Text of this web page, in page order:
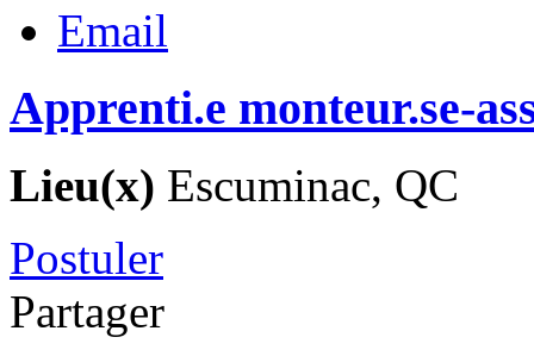
Email
Apprenti.e monteur.se-
Lieu(x) Escuminac, QC
Postuler
Partager